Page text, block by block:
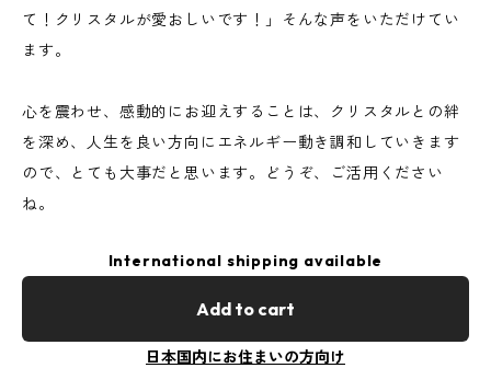
て！クリスタルが愛おしいです！」そんな声をいただけてい
ます。
心を震わせ、感動的にお迎えすることは、クリスタルとの絆
を深め、人生を良い方向にエネルギー動き調和していきます
ので、とても大事だと思います。どうぞ、ご活用ください
ね。
International shipping available
Add to cart
日本国内にお住まいの方向け